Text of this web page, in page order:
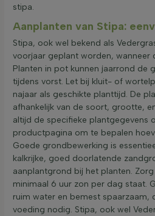
stipa.
Aanplanten van Stipa:
Stipa, ook wel bekend als
voorjaar geplant worden, wanneer
Planten in pot kunnen jaarrond de
tijdens vorst. Let bij kluit- of
najaar als geschikte planttijd. De
afhankelijk van de soort, grootte,
altijd de specifieke plantgegevens
productpagina om te bepalen
Goede grondbewerking is
kalkrijke, goed doorlatende
aanplantgrond bij het planten.
minimaal 6 uur zon per dag staat.
ruim water en bemest spaarzaam,
voeding nodig. Stipa, ook wel